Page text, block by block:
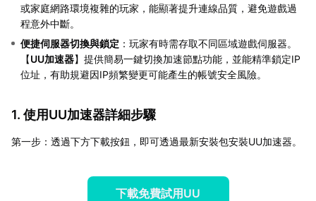
或家庭網路環境複雜的玩家，能顯著提升連線品質，避免遊戲過
程意外中斷。
便捷伺服器切換與鎖定 ：玩家有時需存取不同區域遊戲伺服器。
【UU加速器】提供簡易一鍵切換加速節點功能，並能精準鎖定IP
位址，有助規避因IP頻繁變更可能產生的帳號安全風險。
1. 使用UU加速器詳細步驟
第一步：透過下方下載按鈕，即可透過最新安裝包安裝UU加速器。
下載免費試用UU